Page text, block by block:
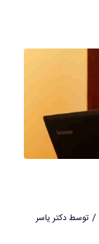
/ توسطدکتر یاسر